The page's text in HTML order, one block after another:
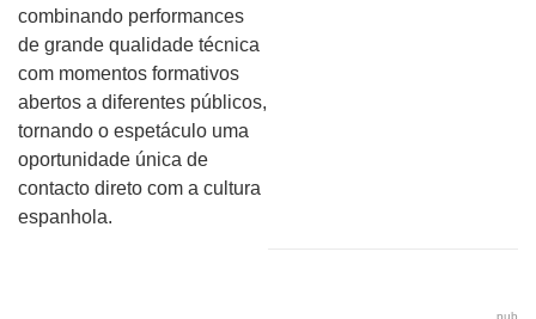
combinando performances
de grande qualidade técnica
com momentos formativos
abertos a diferentes públicos,
tornando o espetáculo uma
oportunidade única de
contacto direto com a cultura
espanhola.
pub